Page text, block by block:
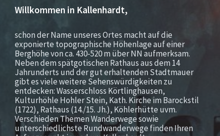
Willkommen in Kallenhardt,
schon der Name unseres Ortes macht auf die
exponierte topographische Höhenlage auf einer
Berghöhe von ca. 430-520 m über NN aufmerksam.
Neben dem spätgotischen Rathaus aus dem 14
Jahrunderts und der gut erhaltenden Stadtmauer
gibt es viele weitere Sehenswürdigkeiten zu
entdecken: Wasserschloss Körtlinghausen,
Kulturhöhle Hohler Stein, Kath. Kirche im Barockstil
(1722), Rathaus (14./15. Jh.), Köhlerhütte uvm.
Verschieden Themen Wanderwege sowie
unterschiedlichste Rundwanderwege finden Ihren